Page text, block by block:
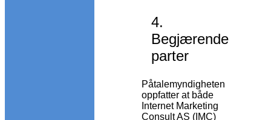
4.
Begjærende
parter
Påtalemyndigheten
oppfatter at både
Internet Marketing
Consult AS (IMC)